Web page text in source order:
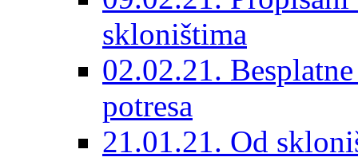
skloništima
02.02.21.
potresa
21.01.21. Od